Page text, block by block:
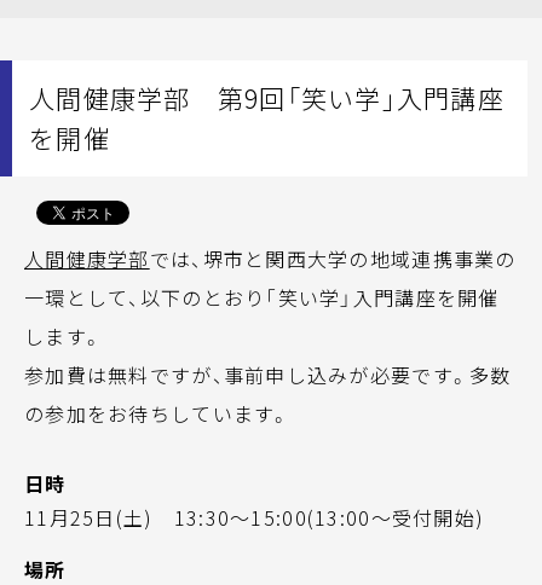
人間健康学部 第9回「笑い学」入門講座
を開催
人間健康学部では、堺市と関西大学の地域連携事業の
一環として、以下のとおり「笑い学」入門講座を開催
します。
参加費は無料ですが、事前申し込みが必要です。多数
の参加をお待ちしています。
日時
11月25日(土) 13:30～15:00(13:00～受付開始)
場所